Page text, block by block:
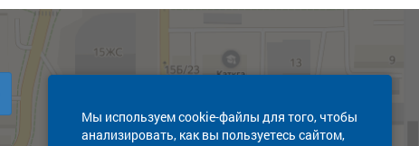
Мы используем cookie-файлы для того, чтобы
анализировать, как вы пользуетесь сайтом,